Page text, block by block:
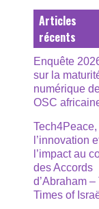
Articles
récents
Enquête
sur la
numérique
OSC
Tech4Peace,
l’innovation
l’impact au
des Accords
d’Abraham –
Times of